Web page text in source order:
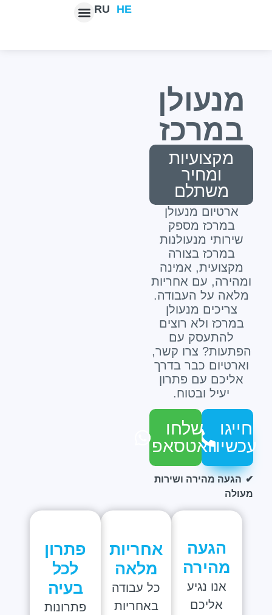
HE
RU
מנעולן
במרכז
מקצועיות
ומחיר
משתלם
ארטיום מנעולן
במרכז מספק
שירותי מנעולנות
במרכז בצורה
מקצועית, אמינה
ומהירה, עם אחריות
מלאה על העבודה.
צריכים מנעולן
במרכז ולא רוצים
להתעסק עם
הפתעות? צרו קשר,
וארטיום כבר בדרך
אליכם עם פתרון
יעיל ובטוח.
חייגו
עכשיו
שלחו
וואטסאפ
הגעה מהירה ושירות
מעולה
הגעה
מהירה
אנו נגיע
אליכם
אחריות
מלאה
כל עבודה
באחריות
פתרון
לכל
בעיה
פתרונות